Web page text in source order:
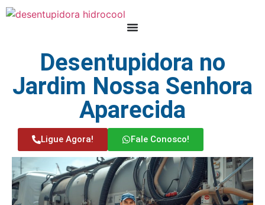
Desentupidora no
Jardim Nossa Senhora
Aparecida
Ligue Agora! Fale Conosco!